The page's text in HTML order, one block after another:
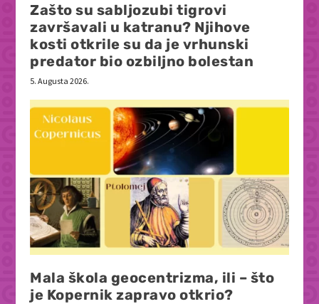
Zašto su sabljozubi tigrovi
završavali u katranu? Njihove
kosti otkrile su da je vrhunski
predator bio ozbiljno bolestan
5. Augusta 2026.
Mala škola geocentrizma, ili – što
je Kopernik zapravo otkrio?